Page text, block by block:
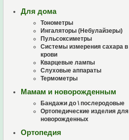
Для дома
Тонометры
Ингаляторы (Небулайзеры)
Пульсоксиметры
Системы измерения сахара в
крови
Кварцевые лампы
Слуховые аппараты
Термометры
Мамам и новорожденным
Бандажи до \ послеродовые
Ортопедические изделия для
новорожденных
Ортопедия